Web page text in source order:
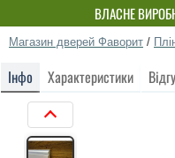
ВЛАСНЕ
Магазин дверей Фаворит /
Інфо Характеристики